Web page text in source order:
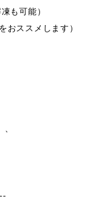
も可能）
ススメします）